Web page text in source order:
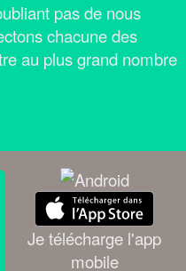
pas de nous
chacune des
au plus grand nombre
Je télécharge l'app
mobile